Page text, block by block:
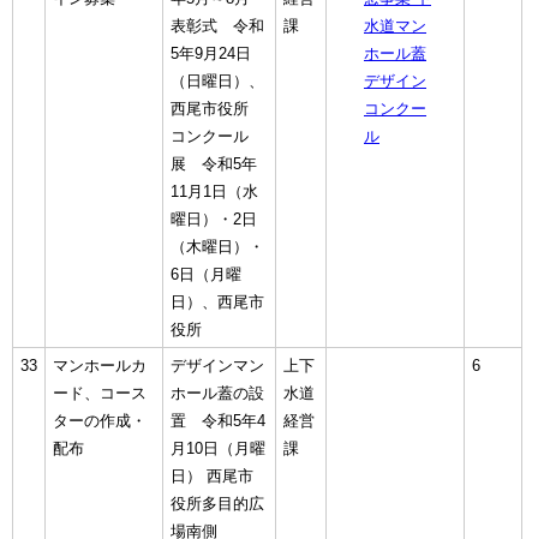
表彰式 令和
5年9月24日
（日曜日）、
西尾市役所
コンクール
展 令和5年
11月1日（水
曜日）・2日
（木曜日）・
6日（月曜
日）、西尾市
役所
課
水道マン
ホール蓋
デザイン
コンクー
ル
33
マンホールカ
ード、コース
ターの作成・
配布
デザインマン
ホール蓋の設
置 令和5年4
月10日（月曜
日） 西尾市
役所多目的広
場南側
上下
水道
経営
課
6